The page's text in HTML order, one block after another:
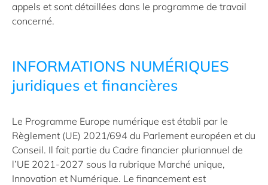
appels et sont détaillées dans le programme de travail
concerné.
INFORMATIONS NUMÉRIQUES
juridiques et financières
Le Programme Europe numérique est établi par le
Règlement (UE) 2021/694 du Parlement européen et du
Conseil. Il fait partie du Cadre financier pluriannuel de
l’UE 2021-2027 sous la rubrique Marché unique,
Innovation et Numérique. Le financement est